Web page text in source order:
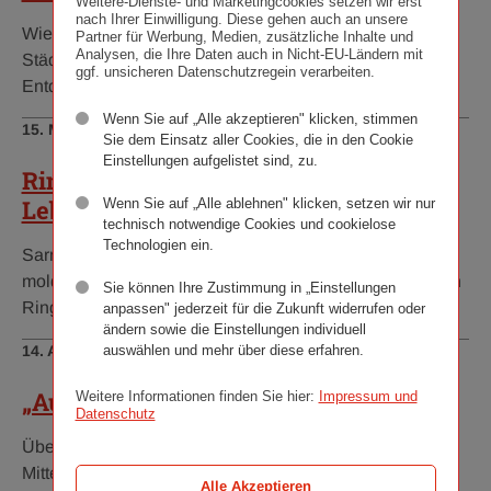
Wiener Städtische Versicherungsverein und Wiener
Städtische Versicherung laden im Maizu kulturellen
Entdeckungsreisen. Stift KlosterneuburgAm…
Veröffentlichungsdatum:
15. Mai 2026
Ringturm feiert moldauische
Lebensfreude
Sarmale und Freude in den eigenen Händen: Der
moldauische Biennale-Künstler Pavel Brăila verhüllt den
Ringturm mit „Your Happiness is in Your Own…
Veröffentlichungsdatum:
14. April 2026
„Austropop Revue“ im Ringturm
Über 50 Jahre heimische Popgeschichte standen im
Mittelpunkt der jüngsten Ausgabe von „Kunst im Turm“.
nach Ihrer Einwilligung. Diese gehen auch an unsere
Partner für Werbung, Medien, zusätzliche Inhalte und
Analysen, die Ihre Daten auch in Nicht-EU-Ländern mit
ggf. unsicheren Datenschutzregein verarbeiten.
Wenn Sie auf „Alle akzeptieren" klicken, stimmen
Sie dem Einsatz aller Cookies, die in den Cookie
Einstellungen aufgelistet sind, zu.
Wenn Sie auf „Alle ablehnen" klicken, setzen wir nur
technisch notwendige Cookies und cookielose
Technologien ein.
Sie können Ihre Zustimmung in „Einstellungen
anpassen" jederzeit für die Zukunft widerrufen oder
ändern sowie die Einstellungen individuell
auswählen und mehr über diese erfahren.
Weitere Informationen finden Sie hier: Impressum und
Datenschutz
Alle Akzeptieren